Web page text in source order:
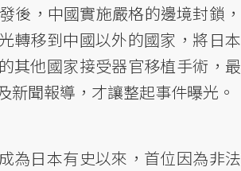
後，中國實施嚴格的邊境封鎖，
轉移到中國以外的國家，將日本
其他國家接受器官移植手術，最
新聞報導，才讓整起事件曝光。
為日本有史以來，首位因為非法